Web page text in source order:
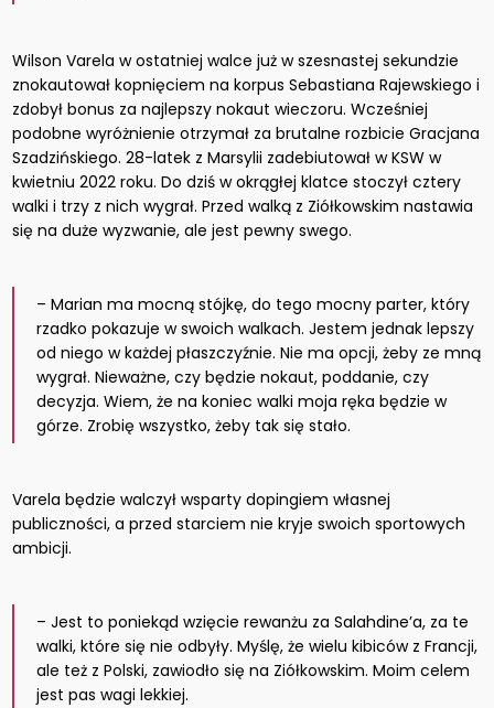
Wilson Varela w ostatniej walce już w szesnastej sekundzie
znokautował kopnięciem na korpus Sebastiana Rajewskiego i
zdobył bonus za najlepszy nokaut wieczoru. Wcześniej
podobne wyróżnienie otrzymał za brutalne rozbicie Gracjana
Szadzińskiego. 28-latek z Marsylii zadebiutował w KSW w
kwietniu 2022 roku. Do dziś w okrągłej klatce stoczył cztery
walki i trzy z nich wygrał. Przed walką z Ziółkowskim nastawia
się na duże wyzwanie, ale jest pewny swego.
– Marian ma mocną stójkę, do tego mocny parter, który
rzadko pokazuje w swoich walkach. Jestem jednak lepszy
od niego w każdej płaszczyźnie. Nie ma opcji, żeby ze mną
wygrał. Nieważne, czy będzie nokaut, poddanie, czy
decyzja. Wiem, że na koniec walki moja ręka będzie w
górze. Zrobię wszystko, żeby tak się stało.
Varela będzie walczył wsparty dopingiem własnej
publiczności, a przed starciem nie kryje swoich sportowych
ambicji.
– Jest to poniekąd wzięcie rewanżu za Salahdine’a, za te
walki, które się nie odbyły. Myślę, że wielu kibiców z Francji,
ale też z Polski, zawiodło się na Ziółkowskim. Moim celem
jest pas wagi lekkiej.